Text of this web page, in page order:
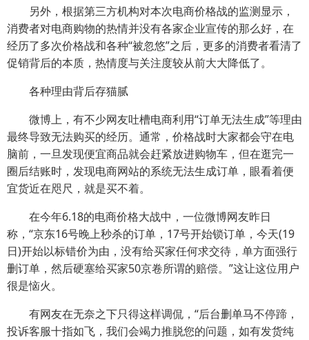
另外，根据第三方机构对本次电商价格战的监测显示，
消费者对电商购物的热情并没有各家企业宣传的那么好，在
经历了多次价格战和各种“被忽悠”之后，更多的消费者看清了
促销背后的本质，热情度与关注度较从前大大降低了。
各种理由背后存猫腻
微博上，有不少网友吐槽电商利用“订单无法生成”等理由
最终导致无法购买的经历。通常，价格战时大家都会守在电
脑前，一旦发现便宜商品就会赶紧放进购物车，但在逛完一
圈后结账时，发现电商网站的系统无法生成订单，眼看着便
宜货近在咫尺，就是买不着。
在今年6.18的电商价格大战中，一位微博网友昨日
称，“京东16号晚上秒杀的订单，17号开始锁订单，今天(19
日)开始以标错价为由，没有给买家任何求交待，单方面强行
删订单，然后硬塞给买家50京卷所谓的赔偿。”这让这位用户
很是恼火。
有网友在无奈之下只得这样调侃，“后台删单马不停蹄，
投诉客服十指如飞，我们会竭力推脱您的问题，如有发货纯